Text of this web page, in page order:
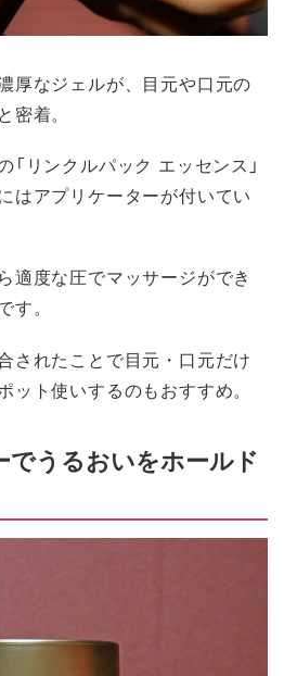
厚なジェルが、目元や口元の
着。
リンクルパック エッセンス」
はアプリケーターが付いてい
適度な圧でマッサージができ
。
されたことで目元・口元だけ
ット使いするのもおすすめ。
でうるおいをホールド